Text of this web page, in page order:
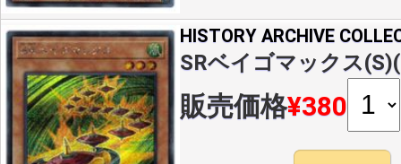
HISTORY ARCHIVE
SRベイゴマックス
販売価格¥380